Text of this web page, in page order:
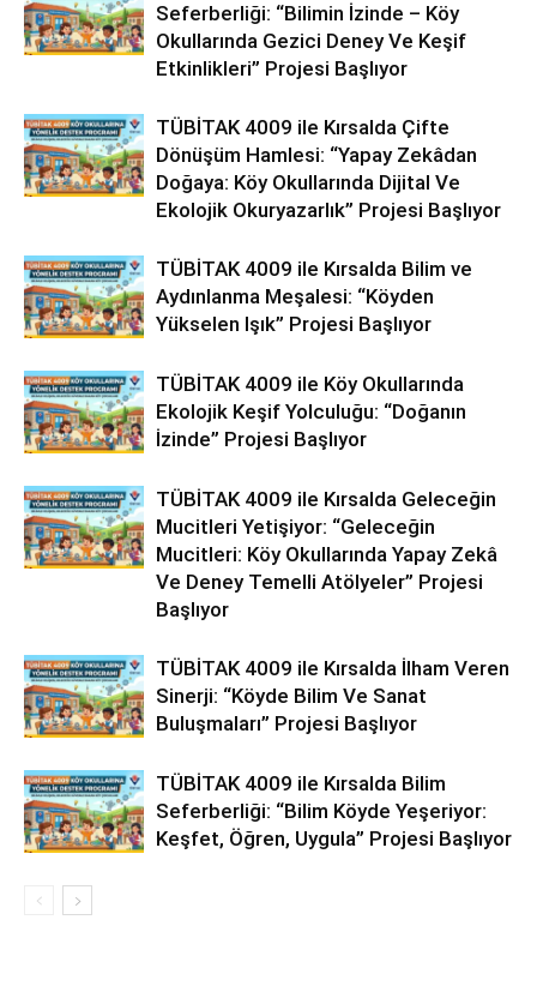
Seferberliği: “Bilimin İzinde – Köy
Okullarında Gezici Deney Ve Keşif
Etkinlikleri” Projesi Başlıyor
TÜBİTAK 4009 ile Kırsalda Çifte
Dönüşüm Hamlesi: “Yapay Zekâdan
Doğaya: Köy Okullarında Dijital Ve
Ekolojik Okuryazarlık” Projesi Başlıyor
TÜBİTAK 4009 ile Kırsalda Bilim ve
Aydınlanma Meşalesi: “Köyden
Yükselen Işık” Projesi Başlıyor
TÜBİTAK 4009 ile Köy Okullarında
Ekolojik Keşif Yolculuğu: “Doğanın
İzinde” Projesi Başlıyor
TÜBİTAK 4009 ile Kırsalda Geleceğin
Mucitleri Yetişiyor: “Geleceğin
Mucitleri: Köy Okullarında Yapay Zekâ
Ve Deney Temelli Atölyeler” Projesi
Başlıyor
TÜBİTAK 4009 ile Kırsalda İlham Veren
Sinerji: “Köyde Bilim Ve Sanat
Buluşmaları” Projesi Başlıyor
TÜBİTAK 4009 ile Kırsalda Bilim
Seferberliği: “Bilim Köyde Yeşeriyor:
Keşfet, Öğren, Uygula” Projesi Başlıyor